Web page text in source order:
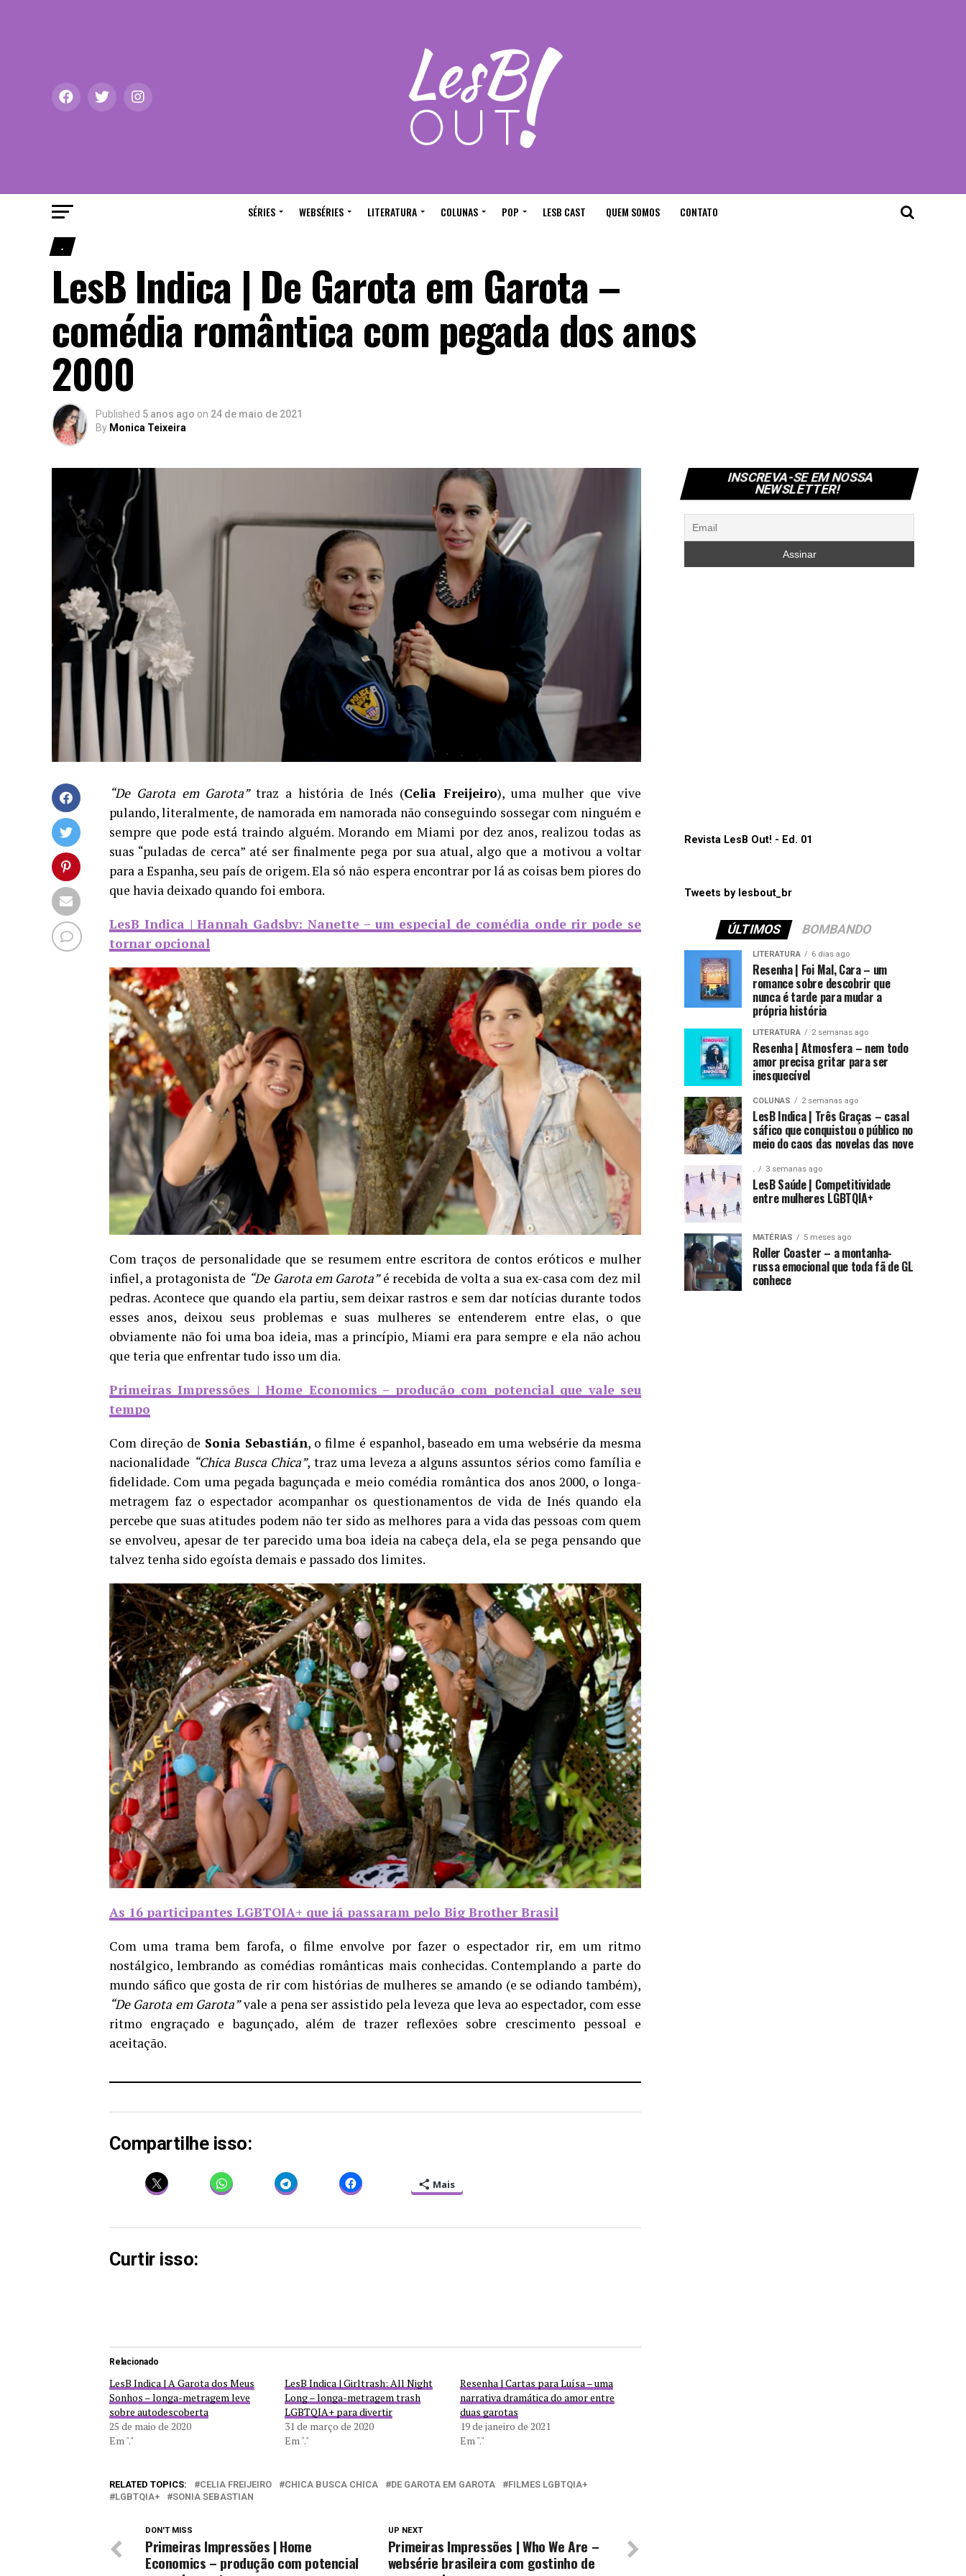
SÉRIES WEBSÉRIES LITERATURA COLUNAS POP LESB CAST QUEM SOMOS CONTATO
.
LesB Indica | De Garota em Garota –
comédia romântica com pegada dos anos
2000
Published 5 anos ago on 24 de maio de 2021
By Monica Teixeira
“De Garota em Garota”traz a história de Inés (Celia Freijeiro), uma mulher que vive
pulando, literalmente, de namorada em namorada não conseguindo sossegar com ninguém e
sempre que pode está traindo alguém. Morando em Miami por dez anos, realizou todas as
suas “puladas de cerca” até ser finalmente pega por sua atual, algo que a motivou a voltar
para a Espanha, seu país de origem. Ela só não espera encontrar por lá as coisas bem piores do
que havia deixado quando foi embora.
LesB Indica | Hannah Gadsby: Nanette – um especial de comédia onde rir pode se
tornar opcional
Com traços de personalidade que se resumem entre escritora de contos eróticos e mulher
infiel, a protagonista de “De Garota em Garota”é recebida de volta a sua ex-casa com dez mil
pedras. Acontece que quando ela partiu, sem deixar rastros e sem dar notícias durante todos
esses anos, deixou seus problemas e suas mulheres se entenderem entre elas, o que
obviamente não foi uma boa ideia, mas a princípio, Miami era para sempre e ela não achou
que teria que enfrentar tudo isso um dia.
Primeiras Impressões | Home Economics – produção com potencial que vale seu
tempo
Com direção de Sonia Sebastián, o filme é espanhol, baseado em uma websérie da mesma
nacionalidade “Chica Busca Chica”, traz uma leveza a alguns assuntos sérios como família e
fidelidade. Com uma pegada bagunçada e meio comédia romântica dos anos 2000, o longa-
metragem faz o espectador acompanhar os questionamentos de vida de Inés quando ela
percebe que suas atitudes podem não ter sido as melhores para a vida das pessoas com quem
se envolveu, apesar de ter parecido uma boa ideia na cabeça dela, ela se pega pensando que
talvez tenha sido egoísta demais e passado dos limites.
As 16 participantes LGBTQIA+ que já passaram pelo Big Brother Brasil
Com uma trama bem farofa, o filme envolve por fazer o espectador rir, em um ritmo
nostálgico, lembrando as comédias românticas mais conhecidas. Contemplando a parte do
mundo sáfico que gosta de rir com histórias de mulheres se amando (e se odiando também),
“De Garota em Garota”vale a pena ser assistido pela leveza que leva ao espectador, com esse
ritmo engraçado e bagunçado, além de trazer reflexões sobre crescimento pessoal e
aceitação.
Compartilhe isso:
Mais
Curtir isso:
Relacionado
LesB Indica | A Garota dos Meus
Sonhos – longa-metragem leve
sobre autodescoberta
25 de maio de 2020
Em "."
LesB Indica | Girltrash: All Night
Long – longa-metragem trash
LGBTQIA+ para divertir
31 de março de 2020
Em "."
Resenha | Cartas para Luísa – uma
narrativa dramática do amor entre
duas garotas
19 de janeiro de 2021
Em "."
RELATED TOPICS: CELIA FREIJEIRO CHICA BUSCA CHICA DE GAROTA EM GAROTA
FILMES LGBTQIA+
LGBTQIA+
SONIA SEBASTIAN
UP NEXT
Primeiras Impressões | Who We Are –
websérie brasileira com gostinho de
DON'T MISS
Primeiras Impressões | Home
Economics – produção com potencial
INSCREVA-SE EM NOSSA
NEWSLETTER!
Revista LesB Out! - Ed. 01
Tweets by lesbout_br
ÚLTIMOS BOMBANDO
LITERATURA 6 dias ago
Resenha | Foi Mal, Cara – um
romance sobre descobrir que
nunca é tarde para mudar a
própria história
LITERATURA 2 semanas ago
Resenha | Atmosfera – nem todo
amor precisa gritar para ser
inesquecível
COLUNAS 2 semanas ago
LesB Indica | Três Graças – casal
sáfico que conquistou o público no
meio do caos das novelas das nove
. 3 semanas ago
LesB Saúde | Competitividade
entre mulheres LGBTQIA+
MATÉRIAS 5 meses ago
Roller Coaster – a montanha-
russa emocional que toda fã de GL
conhece